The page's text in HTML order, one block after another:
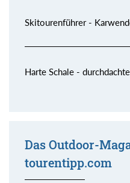
Skitourenführer -
Harte Schale -
Das Outdoor-
tourentipp.com